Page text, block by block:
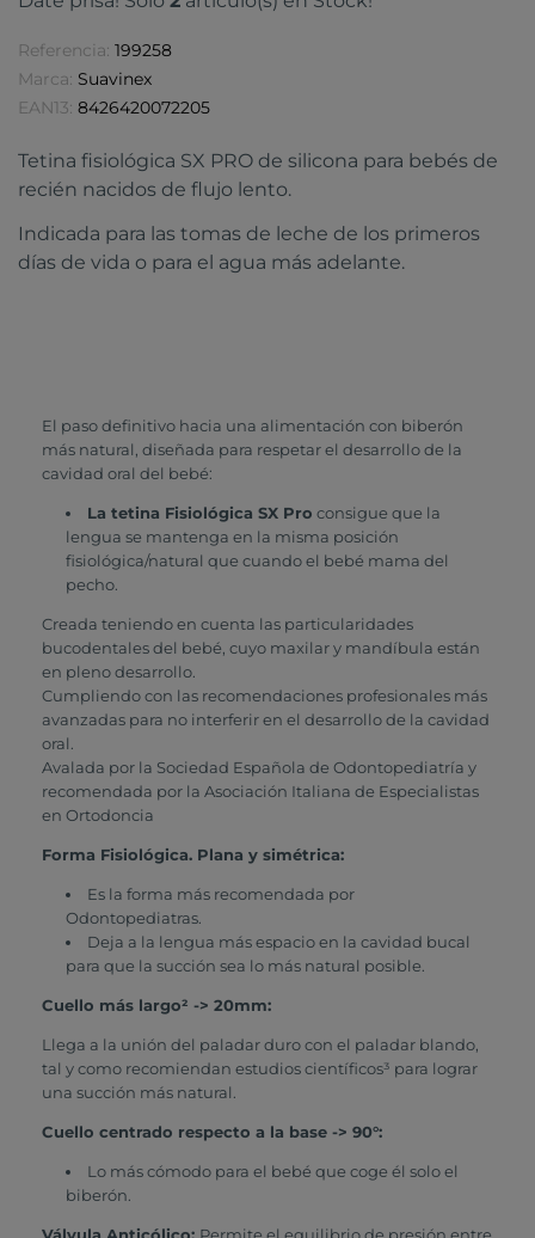
Referencia: 199258
Marca: Suavinex
EAN13: 8426420072205
Tetina fisiológica SX PRO de silicona para bebés de
recién nacidos de flujo lento.
Indicada para las tomas de leche de los primeros
días de vida o para el agua más adelante.
El paso definitivo hacia una alimentación con biberón
más natural, diseñada para respetar el desarrollo de la
cavidad oral del bebé:
La tetina Fisiológica SX Pro consigue que la
lengua se mantenga en la misma posición
fisiológica/natural que cuando el bebé mama del
pecho.
Creada teniendo en cuenta las particularidades
bucodentales del bebé, cuyo maxilar y mandíbula están
en pleno desarrollo.
Cumpliendo con las recomendaciones profesionales más
avanzadas para no interferir en el desarrollo de la cavidad
oral.
Avalada por la Sociedad Española de Odontopediatría y
recomendada por la Asociación Italiana de Especialistas
en Ortodoncia
Forma Fisiológica. Plana y simétrica:
Es la forma más recomendada por
Odontopediatras.
Deja a la lengua más espacio en la cavidad bucal
para que la succión sea lo más natural posible.
Cuello más largo² -> 20mm:
Llega a la unión del paladar duro con el paladar blando,
tal y como recomiendan estudios científicos³ para lograr
una succión más natural.
Cuello centrado respecto a la base -> 90°:
Lo más cómodo para el bebé que coge él solo el
biberón.
Válvula Anticólico: Permite el equilibrio de presión entre